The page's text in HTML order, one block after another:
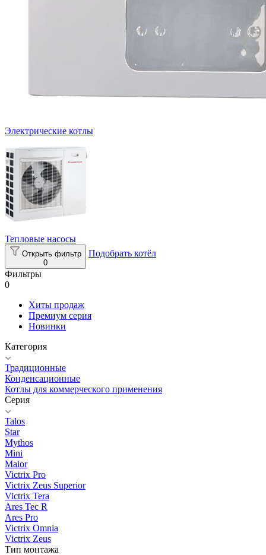
Электрические котлы
Тепловые насосы
Открыть фильтр
0
Подобрать котёл
Фильтры
0
Хиты продаж
Премиум серия
Новинки
Категория
Традиционные
Конденсационные
Котлы для коммерческого применения
Серия
Talos
Star
Mythos
Mini
Maior
Victrix Pro
Victrix Zeus Superior
Victrix Tera
Ares Tec R
Ares Pro
Victrix Omnia
Victrix Zeus
Тип монтажа